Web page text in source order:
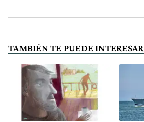
TAMBIÉN TE PUEDE INTERESAR